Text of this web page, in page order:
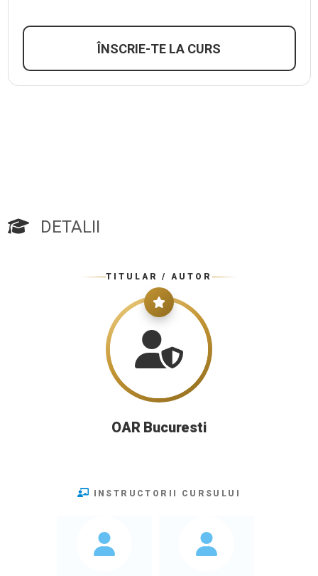
ÎNSCRIE-TE LA CURS
DETALII
TITULAR / AUTOR
OAR Bucuresti
INSTRUCTORII CURSULUI